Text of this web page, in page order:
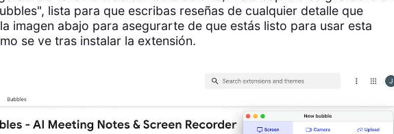
lista para que escribas reseñas de cualquier detalle que
imagen abajo para asegurarte de que estás listo para usar esta
se ve tras instalar la extensión.